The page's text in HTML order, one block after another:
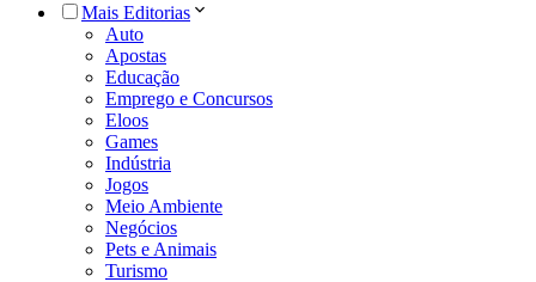
Mais Editorias
Auto
Apostas
Educação
Emprego e Concursos
Eloos
Games
Indústria
Jogos
Meio Ambiente
Negócios
Pets e Animais
Turismo